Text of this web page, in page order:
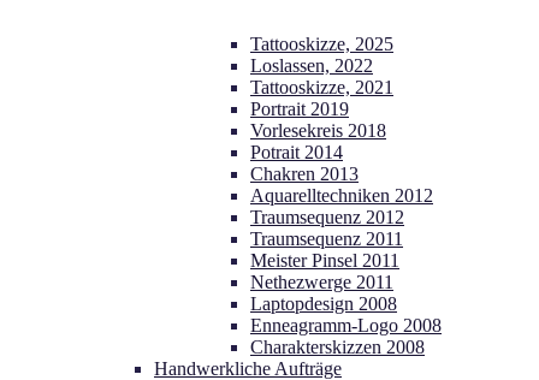
Tattooskizze, 2025
Loslassen, 2022
Tattooskizze, 2021
Portrait 2019
Vorlesekreis 2018
Potrait 2014
Chakren 2013
Aquarelltechniken 2012
Traumsequenz 2012
Traumsequenz 2011
Meister Pinsel 2011
Nethezwerge 2011
Laptopdesign 2008
Enneagramm-Logo 2008
Charakterskizzen 2008
Handwerkliche Aufträge